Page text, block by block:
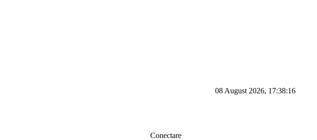
08 August 2026, 17:38:16
Conectare